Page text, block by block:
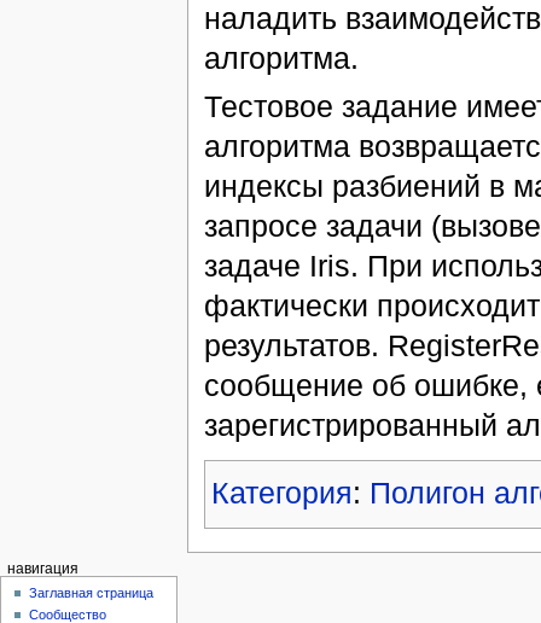
наладить
алгоритма.
Тестовое задание
алгоритма
индексы разбиений в
запросе задачи
задаче Iris. При
фактически
результатов.
сообщение об ошибке,
зарегистрированный
Категория: Полигон
навигация
Заглавная страница
Сообщество